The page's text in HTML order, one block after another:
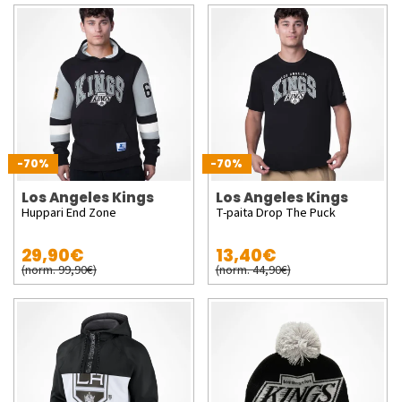
-70%
Los Angeles Kings
Huppari End Zone
29,90€
(norm. 99,90€)
-70%
Los Angeles Kings
T-paita Drop The Puck
13,40€
(norm. 44,90€)